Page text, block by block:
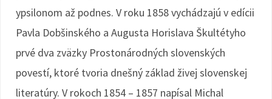
ypsilonom až podnes. V roku 1858 vychádzajú v edícii
Pavla Dobšinského a Augusta Horislava Škultétyho
prvé dva zväzky Prostonárodných slovenských
povestí, ktoré tvoria dnešný základ živej slovenskej
literatúry. V rokoch 1854 – 1857 napísal Michal